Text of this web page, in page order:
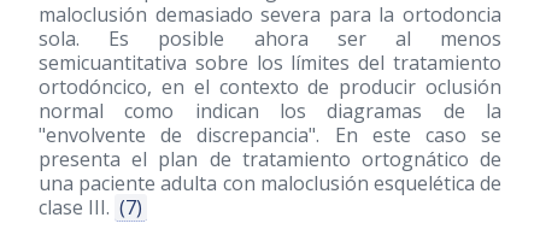
maloclusión demasiado severa para la ortodoncia
sola. Es posible ahora ser al menos
semicuantitativa sobre los límites del tratamiento
ortodóncico, en el contexto de producir oclusión
normal como indican los diagramas de la
"envolvente de discrepancia". En este caso se
presenta el plan de tratamiento ortognático de
una paciente adulta con maloclusión esquelética de
clase III. (7)